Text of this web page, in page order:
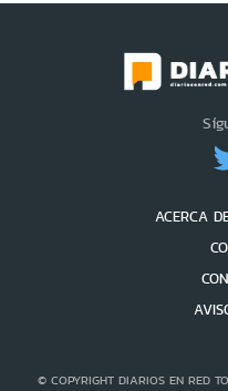
ACERCA
© COPYRIGHT DIARIOS EN RED